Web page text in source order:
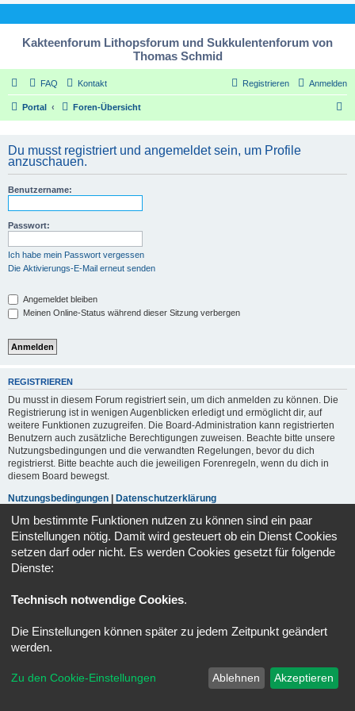
Kakteenforum Lithopsforum und Sukkulentenforum von
Thomas Schmid
FAQ Kontakt Anmelden
Registrieren
Portal Foren-Übersicht
Du musst registriert und angemeldet sein, um Profile
anzuschauen.
Benutzername:
Passwort:
Ich habe mein Passwort vergessen
Die Aktivierungs-E-Mail erneut senden
Angemeldet bleiben
Meinen Online-Status während dieser Sitzung verbergen
REGISTRIEREN
Du musst in diesem Forum registriert sein, um dich anmelden zu können. Die
Registrierung ist in wenigen Augenblicken erledigt und ermöglicht dir, auf
weitere Funktionen zuzugreifen. Die Board-Administration kann registrierten
Benutzern auch zusätzliche Berechtigungen zuweisen. Beachte bitte unsere
Nutzungsbedingungen und die verwandten Regelungen, bevor du dich
registrierst. Bitte beachte auch die jeweiligen Forenregeln, wenn du dich in
diesem Board bewegst.
Nutzungsbedingungen
Datenschutzerklärung
Registrieren
Powered byphpBB ® Forum Software © phpBB Limited
Datenschutz|Nutzungsbedingungen
Um bestimmte Funktionen nutzen zu können sind ein paar
Einstellungen nötig. Damit wird gesteuert ob ein Dienst Cookies
setzen darf oder nicht. Es werden Cookies gesetzt für folgende
Dienste:
Technisch notwendige Cookies.
Die Einstellungen können später zu jedem Zeitpunkt geändert
werden.
Zu den Cookie-Einstellungen Ablehnen Akzeptieren